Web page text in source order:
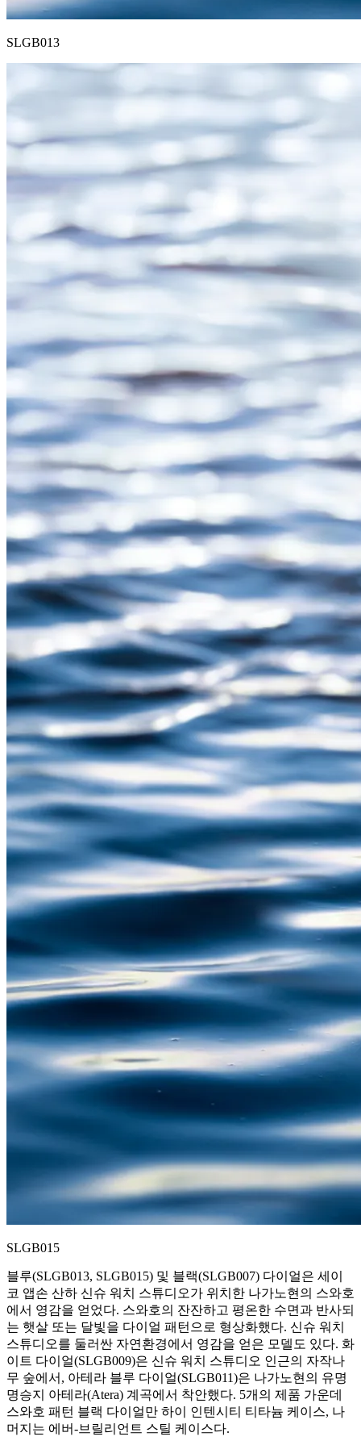
SLGB013
SLGB015
블루(SLGB013, SLGB015) 및 블랙(SLGB007) 다이얼은 세이
코 앱손 산하 신슈 워치 스튜디오가 위치한 나가노현의 스와호
에서 영감을 얻었다. 스와호의 잔잔하고 평온한 수면과 반사되
는 햇살 또는 달빛을 다이얼 패턴으로 형상화했다. 신슈 워치
스튜디오를 둘러싼 자연환경에서 영감을 얻은 모델도 있다. 화
이트 다이얼(SLGB009)은 신슈 워치 스튜디오 인근의 자작나
무 숲에서, 아테라 블루 다이얼(SLGB011)은 나가노현의 유명
명승지 아테라(Atera) 계곡에서 착안했다. 5개의 제품 가운데
스와호 패턴 블랙 다이얼만 하이 인텐시티 티타늄 케이스, 나
머지는 에버-브릴리언트 스틸 케이스다.